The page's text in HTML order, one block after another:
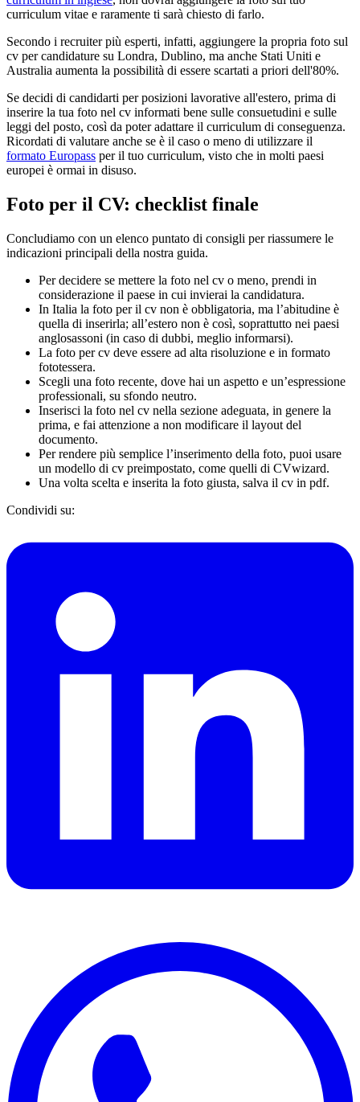
curriculum vitae e raramente ti sarà chiesto di farlo.
Secondo i recruiter più esperti, infatti, aggiungere la propria foto sul
cv per candidature su Londra, Dublino, ma anche Stati Uniti e
Australia aumenta la possibilità di essere scartati a priori dell'80%.
Se decidi di candidarti per posizioni lavorative all'estero, prima di
inserire la tua foto nel cv informati bene sulle consuetudini e sulle
leggi del posto, così da poter adattare il curriculum di conseguenza.
Ricordati di valutare anche se è il caso o meno di utilizzare il
formato Europass per il tuo curriculum, visto che in molti paesi
europei è ormai in disuso.
Foto per il CV: checklist finale
Concludiamo con un elenco puntato di consigli per riassumere le
indicazioni principali della nostra guida.
Per decidere se mettere la foto nel cv o meno, prendi in
considerazione il paese in cui invierai la candidatura.
In Italia la foto per il cv non è obbligatoria, ma l’abitudine è
quella di inserirla; all’estero non è così, soprattutto nei paesi
anglosassoni (in caso di dubbi, meglio informarsi).
La foto per cv deve essere ad alta risoluzione e in formato
fototessera.
Scegli una foto recente, dove hai un aspetto e un’espressione
professionali, su sfondo neutro.
Inserisci la foto nel cv nella sezione adeguata, in genere la
prima, e fai attenzione a non modificare il layout del
documento.
Per rendere più semplice l’inserimento della foto, puoi usare
un modello di cv preimpostato, come quelli di CVwizard.
Una volta scelta e inserita la foto giusta, salva il cv in pdf.
Condividi su: